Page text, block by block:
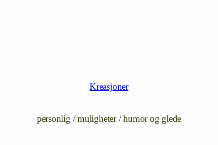
Kreasjoner
personlig / muligheter / humor og glede